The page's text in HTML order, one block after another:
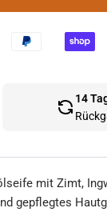
14
mit Zimt,
gepflegtes